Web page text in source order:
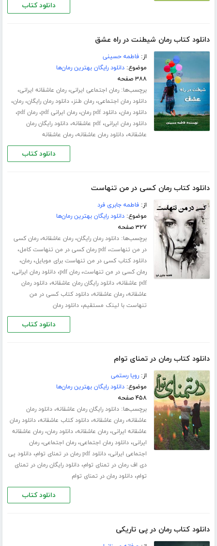
دانلود کتاب
دانلود کتاب رمان شیطنت در راه عشق
از:فاطمه حسینی
موضوع:دانلود رایگان بهترین رمان‌ها
۳۸۸ صفحه
برچسب‌ها:رمان اجتماعی ایرانی،رمان عاشقانه ایرانی،
دانلود رمان اجتماعی،رمان طنز،دانلود رمان رایگان،رمان،
دانلود رمان،دانلود pdf رمان ،رمان ایرانی pdf ،رمان pdf ،
دانلود رمان ایرانی،pdf عاشقانه ،دانلود رایگان رمان
عاشقانه،دانلود رمان عاشقانه،رمان عاشقانه
دانلود کتاب
دانلود کتاب رمان کسی در من تنهاست
از:فاطمه جابری فرد
موضوع:دانلود رایگان بهترین رمان‌ها
۳۲۷ صفحه
برچسب‌ها:دانلود رمان رایگان،رمان عاشقانه،رمان کسی
در من تنهاست،pdf رمان کسی در من تنهاست کامل ،
دانلود کتاب کسی در من تنهاست برای موبایل،رمان،
رمان کسی در من تنهاست،رمان pdf ،دانلود رمان ایرانی،
pdf عاشقانه ،دانلود رایگان رمان عاشقانه،دانلود رمان
عاشقانه،رمان عاشقانه،دانلود کتاب کسی در من
تنهاست با لینک مستقیم،دانلود رمان
دانلود کتاب
دانلود کتاب رمان در تمنای توام
از:رویا رستمی
موضوع:دانلود رایگان بهترین رمان‌ها
۴۵۸ صفحه
برچسب‌ها:دانلود رایگان رمان عاشقانه،دانلود رمان
عاشقانه،رمان عاشقانه،دانلود کتاب عاشقانه،دانلود رمان
عاشقانه ایرانی،رمان عاشقانه،دانلود رمان،رمان عاشقانه
ایرانی،دانلود رمان اجتماعی،رمان اجتماعی،رمان
اجتماعی ایرانی،دانلود pdf رمان در تمنای توام ،دانلود پی
دی اف رمان در تمنای توام،دانلود رایگان رمان در تمنای
توام،دانلود رمان در تمنای توام
دانلود کتاب
دانلود کتاب رمان در پی تاریکی